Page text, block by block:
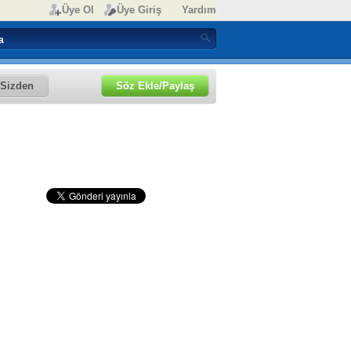
Üye Ol Üye Giriş Yardım
Sizden Söz Ekle/Paylaş